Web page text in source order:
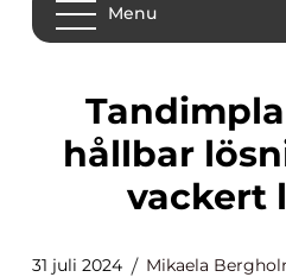
Menu
Tandimplantat – en
hållbar
vackert
31 juli 2024 Mikaela